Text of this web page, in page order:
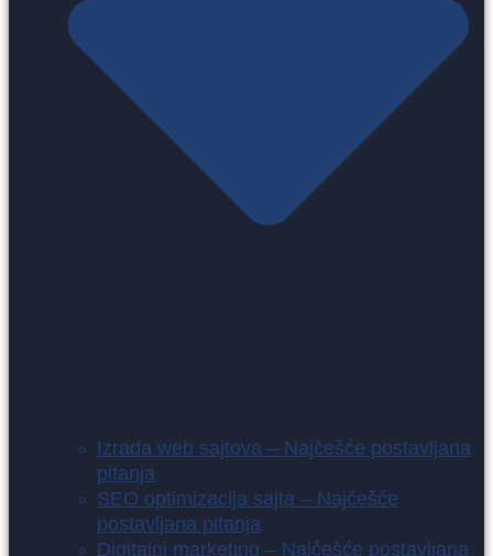
Izrada web sajtova – Najčešće postavljana
pitanja
SEO optimizacija sajta – Najčešće
postavljana pitanja
Digitalni marketing – Najčešće postavljana